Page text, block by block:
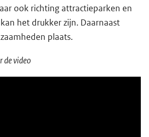
ook richting attractieparken en
het drukker zijn. Daarnaast
plaats.
de video